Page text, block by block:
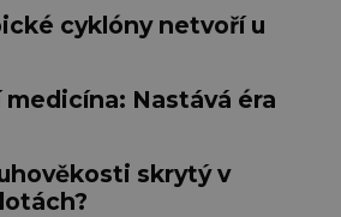
cyklóny netvoří u
Nastává éra
skrytý v